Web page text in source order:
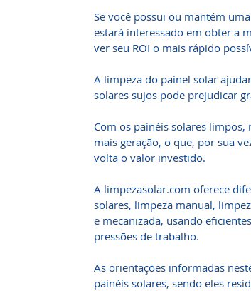
Se você possui ou mantém
estará interessado em obter a
ver seu ROI o mais rápido
A limpeza do painel solar
solares sujos pode prejudicar
Com os painéis solares limpos,
mais geração, o que, por sua
volta o valor investido.
A limpezasolar.com oferece
solares, limpeza manual,
e mecanizada, usando
pressões de trabalho.
As orientações informadas
painéis solares, sendo eles